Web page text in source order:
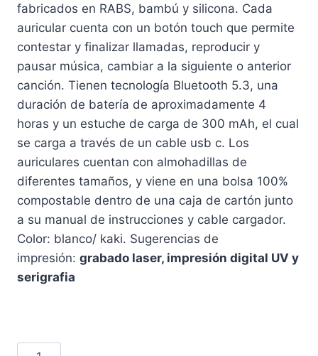
fabricados en RABS, bambú y silicona. Cada
auricular cuenta con un botón touch que permite
contestar y finalizar llamadas, reproducir y
pausar música, cambiar a la siguiente o anterior
canción. Tienen tecnología Bluetooth 5.3, una
duración de batería de aproximadamente 4
horas y un estuche de carga de 300 mAh, el cual
se carga a través de un cable usb c. Los
auriculares cuentan con almohadillas de
diferentes tamaños, y viene en una bolsa 100%
compostable dentro de una caja de cartón junto
a su manual de instrucciones y cable cargador.
Color: blanco/ kaki. Sugerencias de
impresión: grabado laser, impresión digital UV y
serigrafia